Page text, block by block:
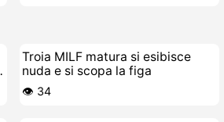
Troia MILF matura si esibisce
nuda e si scopa la figa
👁️ 34